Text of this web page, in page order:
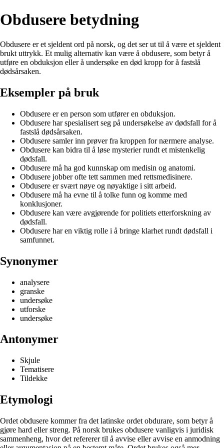
Obdusere betydning
Obdusere er et sjeldent ord på norsk, og det ser ut til å være et sjeldent
brukt uttrykk. Et mulig alternativ kan være å obdusere, som betyr å
utføre en obduksjon eller å undersøke en død kropp for å fastslå
dødsårsaken.
Eksempler på bruk
Obdusere er en person som utfører en obduksjon.
Obdusere har spesialisert seg på undersøkelse av dødsfall for å
fastslå dødsårsaken.
Obdusere samler inn prøver fra kroppen for nærmere analyse.
Obdusere kan bidra til å løse mysterier rundt et mistenkelig
dødsfall.
Obdusere må ha god kunnskap om medisin og anatomi.
Obdusere jobber ofte tett sammen med rettsmedisinere.
Obdusere er svært nøye og nøyaktige i sitt arbeid.
Obdusere må ha evne til å tolke funn og komme med
konklusjoner.
Obdusere kan være avgjørende for politiets etterforskning av
dødsfall.
Obdusere har en viktig rolle i å bringe klarhet rundt dødsfall i
samfunnet.
Synonymer
analysere
granske
undersøke
utforske
undersøke
Antonymer
Skjule
Tematisere
Tildekke
Etymologi
Ordet obdusere kommer fra det latinske ordet obdurare, som betyr å
gjøre hard eller streng. På norsk brukes obdusere vanligvis i juridisk
sammenheng, hvor det refererer til å avvise eller avvise en anmodning